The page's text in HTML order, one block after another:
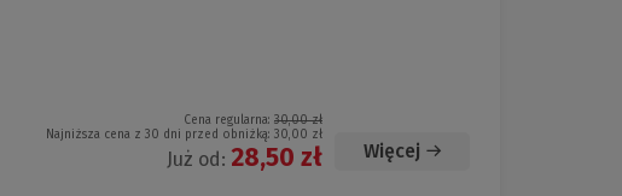
Cena regularna: 30,00 zł
Najniższa cena z 30 dni przed obniżką: 30,00 zł
Już od: 28,50 zł Więcej